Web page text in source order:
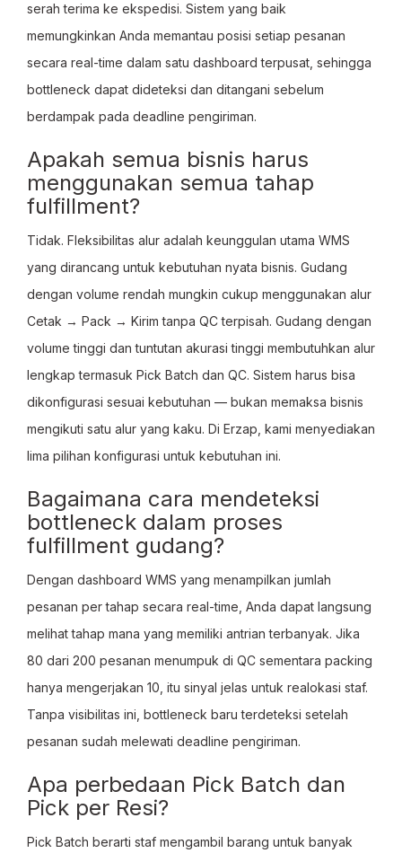
serah terima ke ekspedisi. Sistem yang baik
memungkinkan Anda memantau posisi setiap pesanan
secara real-time dalam satu dashboard terpusat, sehingga
bottleneck dapat dideteksi dan ditangani sebelum
berdampak pada deadline pengiriman.
Apakah semua bisnis harus
menggunakan semua tahap
fulfillment?
Tidak. Fleksibilitas alur adalah keunggulan utama WMS
yang dirancang untuk kebutuhan nyata bisnis. Gudang
dengan volume rendah mungkin cukup menggunakan alur
Cetak → Pack → Kirim tanpa QC terpisah. Gudang dengan
volume tinggi dan tuntutan akurasi tinggi membutuhkan alur
lengkap termasuk Pick Batch dan QC. Sistem harus bisa
dikonfigurasi sesuai kebutuhan — bukan memaksa bisnis
mengikuti satu alur yang kaku. Di Erzap, kami menyediakan
lima pilihan konfigurasi untuk kebutuhan ini.
Bagaimana cara mendeteksi
bottleneck dalam proses
fulfillment gudang?
Dengan dashboard WMS yang menampilkan jumlah
pesanan per tahap secara real-time, Anda dapat langsung
melihat tahap mana yang memiliki antrian terbanyak. Jika
80 dari 200 pesanan menumpuk di QC sementara packing
hanya mengerjakan 10, itu sinyal jelas untuk realokasi staf.
Tanpa visibilitas ini, bottleneck baru terdeteksi setelah
pesanan sudah melewati deadline pengiriman.
Apa perbedaan Pick Batch dan
Pick per Resi?
Pick Batch berarti staf mengambil barang untuk banyak